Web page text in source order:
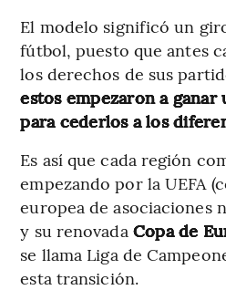
El modelo significó un
fútbol, puesto que antes
los derechos de sus
estos empezaron a
para cederlos a los
Es así que cada región
empezando por la UEFA
europea de asociaciones
y su renovada Copa de
se llama Liga de
esta transición.